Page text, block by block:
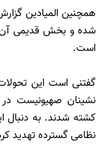
همچنین المیادین
شده و بخش قدیمی آن
است.
گفتنی است این
نشینان صهیونیست
کشته شدند. به دنبال
نظامی گسترده تهدید